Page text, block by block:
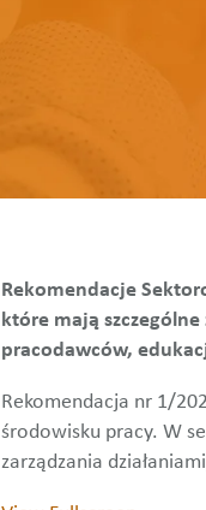
Rekomendacje
które mają
pracodawców,
Rekomendacja nr 1/
środowisku pracy. W
zarządzania